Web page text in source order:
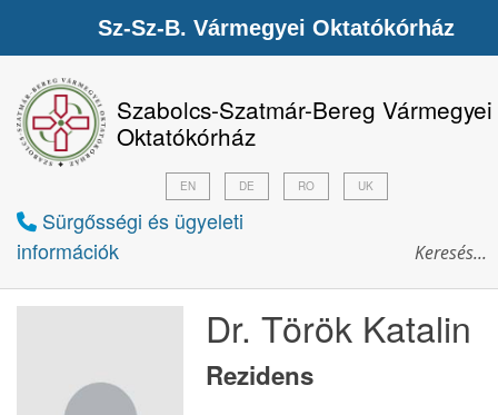
Szabolcs-Szatmár-Bereg Vármegyei
Oktatókórház
Sürgősségi és ügyeleti
információk
EN DE RO UK
Dr. Török Katalin
Rezidens
Sz-Sz-B. Vármegyei Oktatókórház